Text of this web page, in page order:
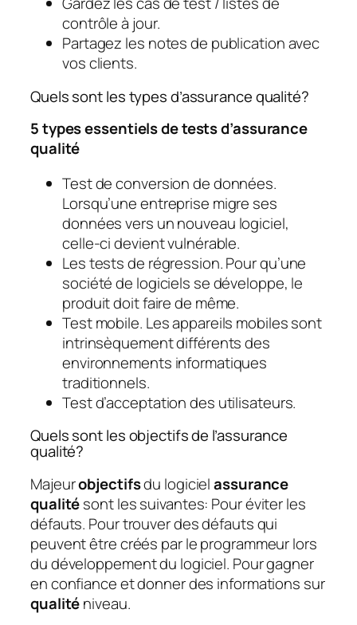
contrôle à jour.
Partagez les notes de publication avec
vos clients.
Quels sont les types d’assurance qualité?
5 types essentiels de tests d’assurance
qualité
Test de conversion de données.
Lorsqu’une entreprise migre ses
données vers un nouveau logiciel,
celle-ci devient vulnérable.
Les tests de régression. Pour qu’une
société de logiciels se développe, le
produit doit faire de même.
Test mobile. Les appareils mobiles sont
intrinsèquement différents des
environnements informatiques
traditionnels.
Test d’acceptation des utilisateurs.
Quels sont les objectifs de l’assurance
qualité?
Majeurobjectifsdu logicielassurance
qualitésont les suivantes: Pour éviter les
défauts. Pour trouver des défauts qui
peuvent être créés par le programmeur lors
du développement du logiciel. Pour gagner
en confiance et donner des informations sur
qualiténiveau.